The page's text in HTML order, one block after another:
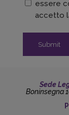
*
essere
accetto
Sede
Boninsegna